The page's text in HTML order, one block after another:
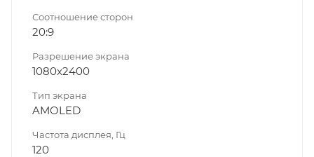
Соотношение сторон
20:9
Разрешение экрана
1080x2400
Тип экрана
AMOLED
Частота дисплея, Гц
120